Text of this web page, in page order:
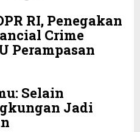
RI, Penegakan
Crime
Perampasan
Selain
Jadi